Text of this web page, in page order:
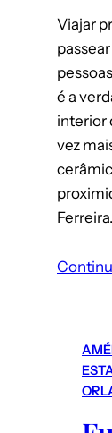
Viajar
é a
interior
vez